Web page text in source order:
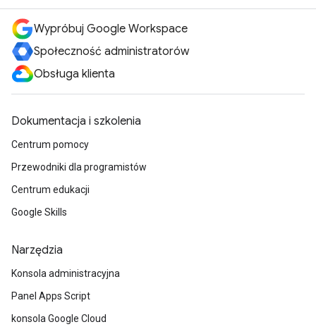
Wypróbuj Google Workspace
Społeczność administratorów
Obsługa klienta
Dokumentacja i szkolenia
Centrum pomocy
Przewodniki dla programistów
Centrum edukacji
Google Skills
Narzędzia
Konsola administracyjna
Panel Apps Script
konsola Google Cloud